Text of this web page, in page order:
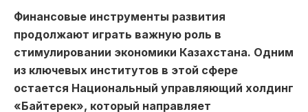
Финансовые инструменты развития
продолжают играть важную роль в
стимулировании экономики Казахстана. Одним
из ключевых институтов в этой сфере
остается Национальный управляющий холдинг
«Байтерек», который направляет